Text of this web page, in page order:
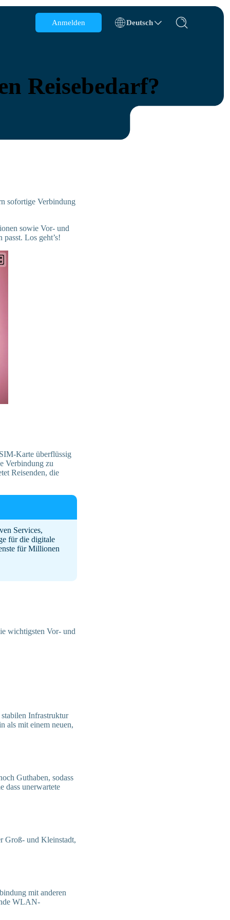
Anmelden Deutsch
Chile China
Dänemark
Reisebedarf?
sofortige Verbindung
sowie Vor- und
Los geht’s!
Karte überflüssig
Verbindung zu
Reisenden, die
Services,
für die digitale
für Millionen
wichtigsten Vor- und
Infrastruktur
als mit einem neuen,
Guthaben, sodass
dass unerwartete
Groß- und Kleinstadt,
mit anderen
WLAN-